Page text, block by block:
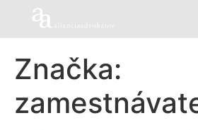
Značka: